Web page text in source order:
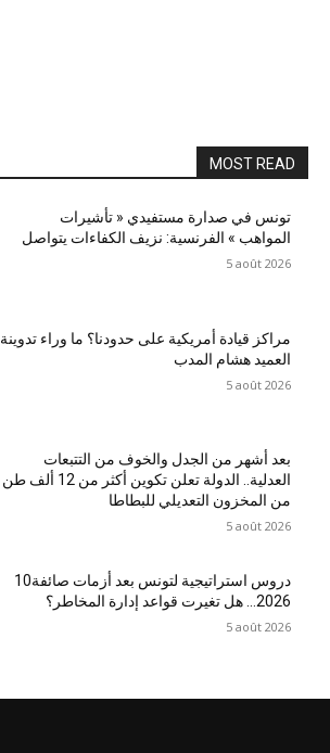
MOST READ
تونس في صدارة مستفيدي « تأشيرات
المواهب » الفرنسية: نزيف الكفاءات يتواصل
5 août 2026
مراكز قيادة أمريكية على حدودنا؟ ما وراء تدوينة
العميد هشام المدب
5 août 2026
بعد أشهر من الجدل والخوف من التتبعات
العدلية.. الدولة تعلن تكوين أكثر من 12 ألف طن
من المخزون التعديلي للبطاطا
5 août 2026
10دروس استراتيجية لتونس بعد أزمات صائفة
2026… هل تغيرت قواعد إدارة المخاطر؟
5 août 2026